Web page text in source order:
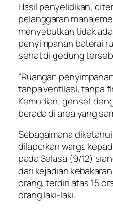
Hasil penyelidikan,
pelanggaran
menyebutkan tidak
penyimpanan baterai
sehat di gedung
“Ruangan
tanpa ventilasi, tanpa
Kemudian, genset
berada di area yang
Sebagaimana
dilaporkan warga
pada Selasa (9/12)
dari kejadian
orang, terdiri atas 15
orang laki-laki.